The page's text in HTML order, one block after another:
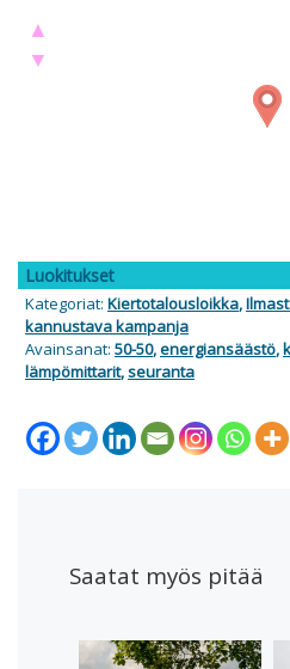
Saatat myös pitää
▲
▼
Luokitukset
Kategoriat: Kiertotalousloikka,
kannustava kampanja
Avainsanat: 50-50,energiansäästö,
lämpömittarit,seuranta